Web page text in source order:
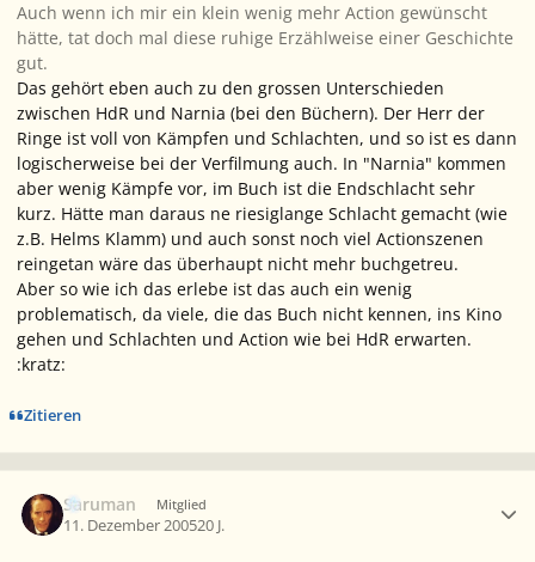
Auch wenn ich mir ein klein wenig mehr Action gewünscht
hätte, tat doch mal diese ruhige Erzählweise einer Geschichte
gut.
Das gehört eben auch zu den grossen Unterschieden
zwischen HdR und Narnia (bei den Büchern). Der Herr der
Ringe ist voll von Kämpfen und Schlachten, und so ist es dann
logischerweise bei der Verfilmung auch. In "Narnia" kommen
aber wenig Kämpfe vor, im Buch ist die Endschlacht sehr
kurz. Hätte man daraus ne riesiglange Schlacht gemacht (wie
z.B. Helms Klamm) und auch sonst noch viel Actionszenen
reingetan wäre das überhaupt nicht mehr buchgetreu.
Aber so wie ich das erlebe ist das auch ein wenig
problematisch, da viele, die das Buch nicht kennen, ins Kino
gehen und Schlachten und Action wie bei HdR erwarten.
:kratz:
Zitieren
Saruman Mitglied
11. Dezember 200520 J.